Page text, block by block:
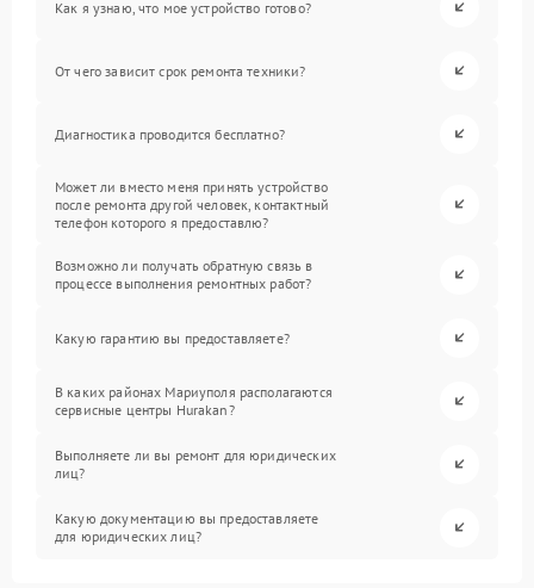
Как я узнаю, что мое устройство готово?
От чего зависит срок ремонта техники?
Диагностика проводится бесплатно?
Может ли вместо меня принять устройство
после ремонта другой человек, контактный
телефон которого я предоставлю?
Возможно ли получать обратную связь в
процессе выполнения ремонтных работ?
Какую гарантию вы предоставляете?
В каких районах Мариуполя располагаются
сервисные центры Hurakan?
Выполняете ли вы ремонт для юридических
лиц?
Какую документацию вы предоставляете
для юридических лиц?